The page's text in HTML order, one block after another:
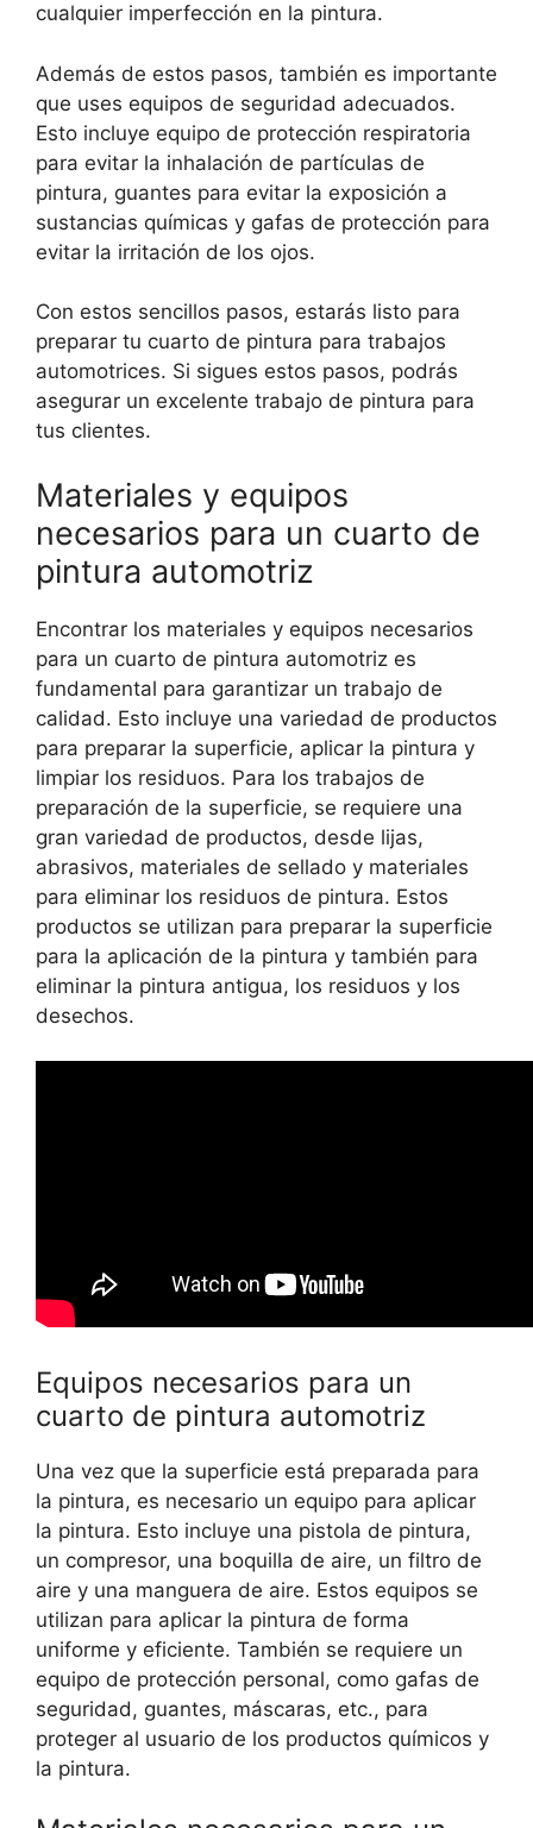
cualquier imperfección en la pintura.
Además de estos pasos, también es importante
que uses equipos de seguridad adecuados.
Esto incluye equipo de protección respiratoria
para evitar la inhalación de partículas de
pintura, guantes para evitar la exposición a
sustancias químicas y gafas de protección para
evitar la irritación de los ojos.
Con estos sencillos pasos, estarás listo para
preparar tu cuarto de pintura para trabajos
automotrices. Si sigues estos pasos, podrás
asegurar un excelente trabajo de pintura para
tus clientes.
Materiales y equipos
necesarios para un cuarto de
pintura automotriz
Encontrar los materiales y equipos necesarios
para un cuarto de pintura automotriz es
fundamental para garantizar un trabajo de
calidad. Esto incluye una variedad de productos
para preparar la superficie, aplicar la pintura y
limpiar los residuos. Para los trabajos de
preparación de la superficie, se requiere una
gran variedad de productos, desde lijas,
abrasivos, materiales de sellado y materiales
para eliminar los residuos de pintura. Estos
productos se utilizan para preparar la superficie
para la aplicación de la pintura y también para
eliminar la pintura antigua, los residuos y los
desechos.
Equipos necesarios para un
cuarto de pintura automotriz
Una vez que la superficie está preparada para
la pintura, es necesario un equipo para aplicar
la pintura. Esto incluye una pistola de pintura,
un compresor, una boquilla de aire, un filtro de
aire y una manguera de aire. Estos equipos se
utilizan para aplicar la pintura de forma
uniforme y eficiente. También se requiere un
equipo de protección personal, como gafas de
seguridad, guantes, máscaras, etc., para
proteger al usuario de los productos químicos y
la pintura.